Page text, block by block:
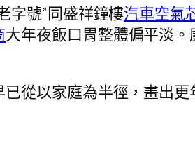
字號”同盛祥鐘樓汽車空氣
大年夜飯口胃整體偏平淡
從以家庭為半徑，畫出更